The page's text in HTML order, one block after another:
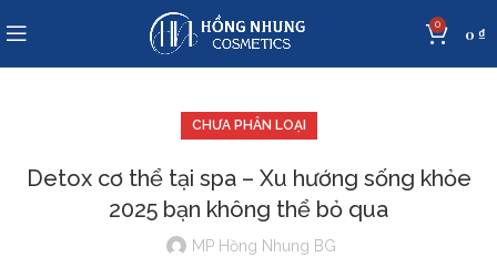
0 0 ₫
CHƯA PHÂN LOẠI
Detox cơ thể tại spa – Xu hướng sống khỏe
2025 bạn không thể bỏ qua
MP Hồng Nhung BG